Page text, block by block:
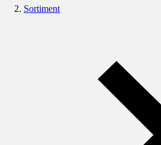
Sortiment